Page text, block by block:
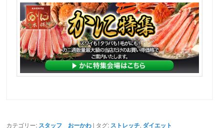
カテゴリー: スタッフ おーかわ | タグ: ストレッチ, ダイエット